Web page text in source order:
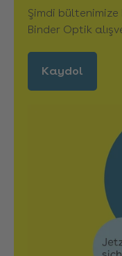
Şimdi
Binder Optik
Kaydol